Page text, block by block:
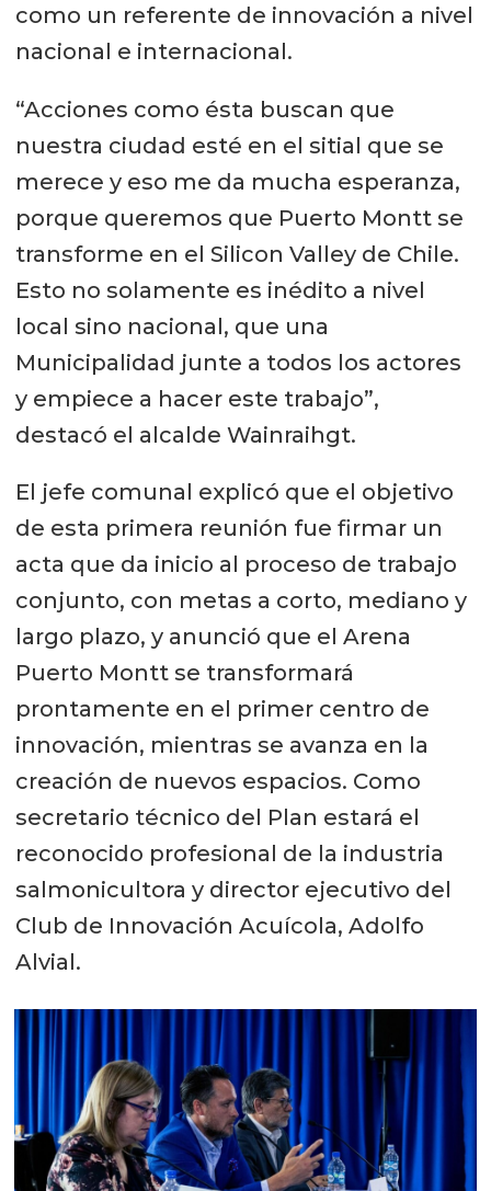
como un referente de innovación a nivel
nacional e internacional.
“Acciones como ésta buscan que
nuestra ciudad esté en el sitial que se
merece y eso me da mucha esperanza,
porque queremos que Puerto Montt se
transforme en el Silicon Valley de Chile.
Esto no solamente es inédito a nivel
local sino nacional, que una
Municipalidad junte a todos los actores
y empiece a hacer este trabajo”,
destacó el alcalde Wainraihgt.
El jefe comunal explicó que el objetivo
de esta primera reunión fue firmar un
acta que da inicio al proceso de trabajo
conjunto, con metas a corto, mediano y
largo plazo, y anunció que el Arena
Puerto Montt se transformará
prontamente en el primer centro de
innovación, mientras se avanza en la
creación de nuevos espacios. Como
secretario técnico del Plan estará el
reconocido profesional de la industria
salmonicultora y director ejecutivo del
Club de Innovación Acuícola, Adolfo
Alvial.